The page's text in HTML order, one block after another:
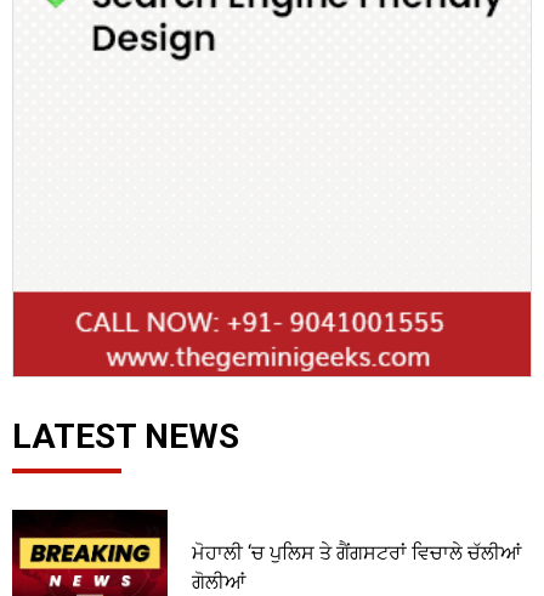
LATEST NEWS
ਮੋਹਾਲੀ ‘ਚ ਪੁਲਿਸ ਤੇ ਗੈਂਗਸਟਰਾਂ ਵਿਚਾਲੇ ਚੱਲੀਆਂ
ਗੋਲੀਆਂ